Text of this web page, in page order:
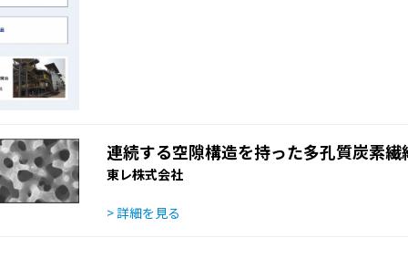
連続する空隙構造を持った多孔質炭素
東レ株式会社
> 詳細を見る